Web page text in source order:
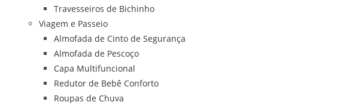
Travesseiros de Bichinho
Viagem e Passeio
Almofada de Cinto de Segurança
Almofada de Pescoço
Capa Multifuncional
Redutor de Bebê Conforto
Roupas de Chuva